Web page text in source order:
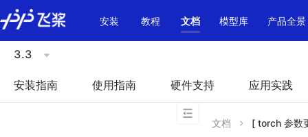
\u200E
安装
教程 文档 模型库 产品全景
3.3
安装指南 使用指南 硬件支持 应用实践
文档 [ torch 参数